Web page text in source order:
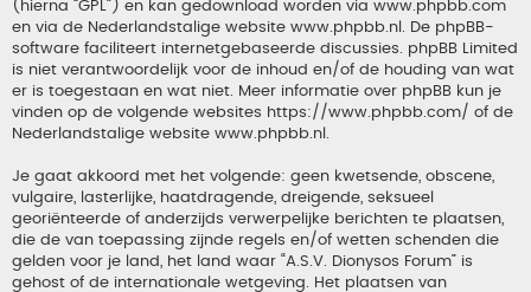
(hierna “GPL”) en kan gedownload worden via www.phpbb.com
en via de Nederlandstalige website www.phpbb.nl . De phpBB-
software faciliteert internetgebaseerde discussies. phpBB Limited
is niet verantwoordelijk voor de inhoud en/of de houding van wat
er is toegestaan en wat niet. Meer informatie over phpBB kun je
vinden op de volgende websites https://www.phpbb.com/ of de
Nederlandstalige website www.phpbb.nl
Je gaat akkoord met het volgende: geen kwetsende, obscene,
vulgaire, lasterlijke, haatdragende, dreigende, seksueel
georiënteerde of anderzijds verwerpelijke berichten te plaatsen,
die de van toepassing zijnde regels en/of wetten schenden die
gelden voor je land, het land waar “A.S.V. Dionysos Forum” is
gehost of de internationale wetgeving. Het plaatsen van